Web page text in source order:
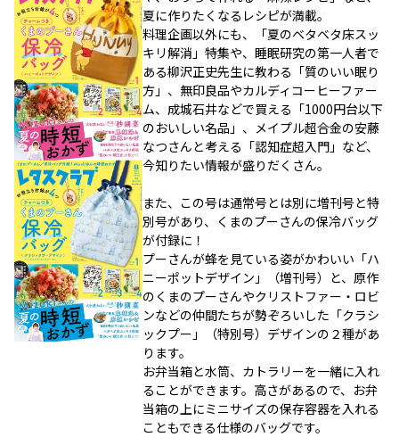
夏に作りたくなるレシピが満載。
料理企画以外にも、「夏のベタベタ床スッ
キリ解消」特集や、睡眠研究の第一人者で
ある柳沢正史先生に教わる「質のいい眠り
方」、無印良品やカルディコーヒーファー
ム、成城石井などで買える「1000円台以下
のおいしい名品」、メイプル超合金の安藤
なつさんと考える「認知症超入門」など、
今知りたい情報が盛りだくさん。
また、この号は通常号とは別に増刊号と特
別号があり、くまのプーさんの保冷バッグ
が付録に！
プーさんが蜂を見ている姿がかわいい「ハ
ニーポットデザイン」（増刊号）と、原作
のくまのプーさんやクリストファー・ロビ
ンなどの仲間たちが勢ぞろいした「クラシ
ックプー」（特別号）デザインの２種があ
ります。
お弁当箱と水筒、カトラリーを一緒に入れ
ることができます。高さがあるので、お弁
当箱の上にミニサイズの保存容器を入れる
こともできる仕様のバッグです。